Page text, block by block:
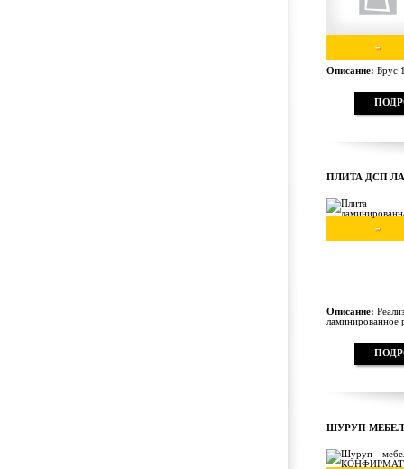
-
Описание: Брус
ПЛИТА ДСП
-
Описание:
ламинированное
ШУРУП